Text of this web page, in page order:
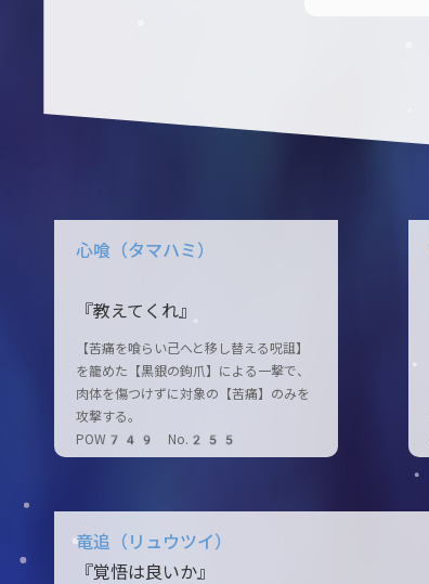
心喰（タマハミ）
『教えてくれ』
【苦痛を喰らい己へと移し替える呪詛】
を籠めた【黒銀の鉤爪】による一撃で、
肉体を傷つけずに対象の【苦痛】のみを
攻撃する。
POW749 No.255
竜追（リュウツイ）
『覚悟は良いか』